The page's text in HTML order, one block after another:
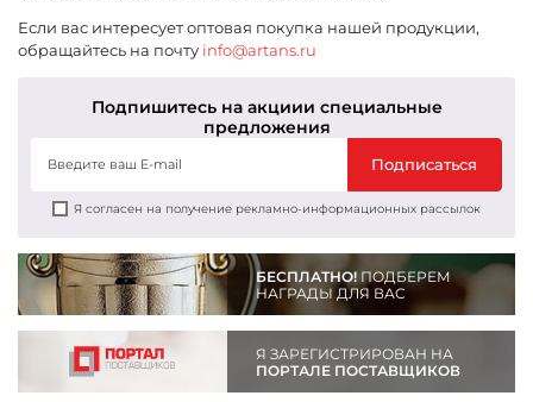
Если вас интересует оптовая покупка нашей продукции,
обращайтесь на почту info@artans.ru
Подпишитесь на акциии специальные
предложения
Подписаться
Я согласен на получение рекламно-информационных рассылок
БЕСПЛАТНО!ПОДБЕРЕМ
НАГРАДЫ ДЛЯ ВАС
Я ЗАРЕГИСТРИРОВАН НА
ПОРТАЛЕ ПОСТАВЩИКОВ